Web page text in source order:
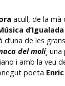
acull, de la mà
d’Igualada
d’una de les
del molí¸
i amb la veu
poeta